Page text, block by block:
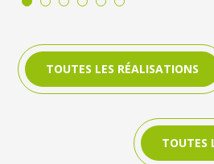
TOUTES LES RÉALISATIONS
TOUTES